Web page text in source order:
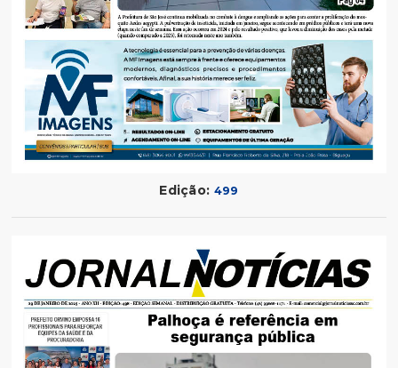
Edição: 499